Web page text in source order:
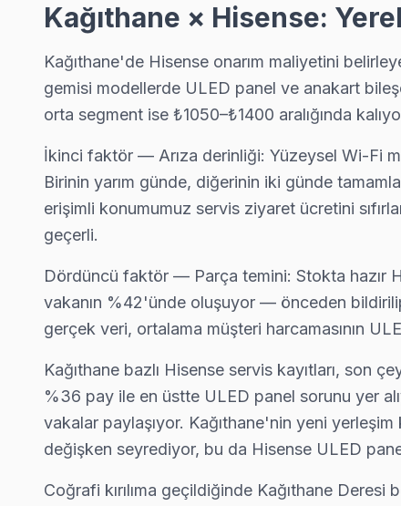
Telsizler Hisense Servis
Kağıthane'da Telsizler mahallesi Hisense TV servisi için
Telsizler Hisense Anakart Tamiri →
Yahya Kemal Hisense Servis
Kağıthane genelinde Yahya Kemal bölgesinde Hisense TV
Hisense Servis Merkezi →
Yeşilce Hisense Servis
Yeşilce'de Hisense TV ses ama görüntü yok sorununu
Kağıthane Hisense Servis →
Kağıthane bölgesine kapıya gelen Hisense TV tamir servisi
Kağıthane × Hisense:
Kağıthane'de Hisense onarım maliyetini
gemisi modellerde ULED panel ve anakart
orta segment ise ₺1050–₺1400 aralığında
İkinci faktör — Arıza derinliği: Yüzeysel Wi-Fi
Birinin yarım günde, diğerinin iki günde
erişimli konumumuz servis ziyaret ücretini
geçerli.
Dördüncü faktör — Parça temini: Stokta hazır
vakanın %42'ünde oluşuyor — önceden
gerçek veri, ortalama müşteri harcamasının
Kağıthane bazlı Hisense servis kayıtları, son
%36 pay ile en üstte ULED panel sorunu yer
vakalar paylaşıyor. Kağıthane'nin yeni
değişken seyrediyor, bu da Hisense ULED
Coğrafi kırılıma geçildiğinde Kağıthane